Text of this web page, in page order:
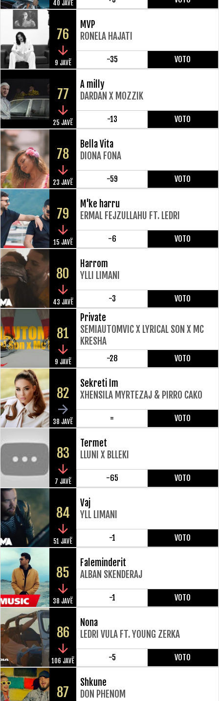
40 JAVË
76
9 JAVË
MVP
RONELA HAJATI
-35 VOTO
77
25 JAVË
A milly
DARDAN X MOZZIK
-13 VOTO
78
23 JAVË
Bella Vita
DIONA FONA
-59 VOTO
79
15 JAVË
M'ke harru
ERMAL FEJZULLAHU FT. LEDRI
-6 VOTO
80
43 JAVË
Harrom
YLLI LIMANI
-3 VOTO
81
9 JAVË
Private
SEMIAUTOMVIC X LYRICAL SON X MC
KRESHA
-28 VOTO
82
38 JAVË
Sekreti Im
XHENSILA MYRTEZAJ & PIRRO CAKO
= VOTO
83
7 JAVË
Termet
LLUNI X BLLEKI
-65 VOTO
84
51 JAVË
Vaj
YLL LIMANI
-1 VOTO
85
38 JAVË
Faleminderit
ALBAN SKENDERAJ
-1 VOTO
86
106 JAVË
Nona
LEDRI VULA FT. YOUNG ZERKA
-5 VOTO
87
Shkune
DON PHENOM